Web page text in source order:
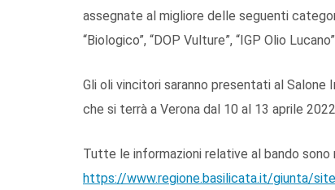
assegnate al migliore delle seguenti
“Biologico”, “DOP Vulture”, “IGP Olio
Gli oli vincitori saranno presentati al
che si terrà a Verona dal 10 al 13 aprile
Tutte le informazioni relative al bando
https://www.regione.basilicata.it/giunta/